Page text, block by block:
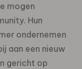
mogen
Hun
ondernemen
aan een nieuw
gericht op